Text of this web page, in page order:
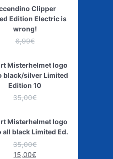
Clipper
Edition Electric is
wrong!
6,99€
Misterhelmet logo
black/silver Limited
Edition 10
35,00€
Misterhelmet logo
all black Limited Ed.
35,00€
15,00€